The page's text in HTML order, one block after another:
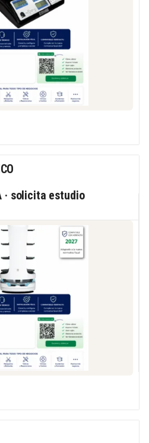
· solicita estudio